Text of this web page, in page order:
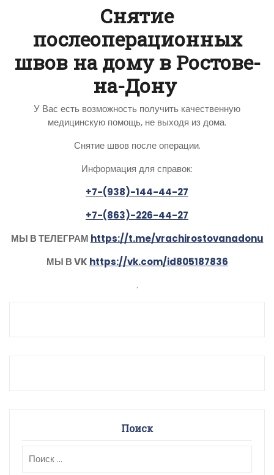
Снятие
послеоперационных
швов на дому в Ростове-
на-Дону
У Вас есть возможность получить качественную
медицинскую помощь, не выходя из дома.
Снятие швов после операции.
Информация для справок:
+7-(938)-144-44-27
+7-(863)-226-44-27
МЫ В ТЕЛЕГРАМ https://t.me/vrachirostovanadonu
МЫ В VK https://vk.com/id805187836
.
Поиск